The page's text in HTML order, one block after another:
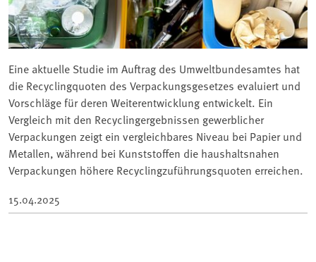
Eine aktuelle Studie im Auftrag des Umweltbundesamtes hat
die Recyclingquoten des Verpackungsgesetzes evaluiert und
Vorschläge für deren Weiterentwicklung entwickelt. Ein
Vergleich mit den Recyclingergebnissen gewerblicher
Verpackungen zeigt ein vergleichbares Niveau bei Papier und
Metallen, während bei Kunststoffen die haushaltsnahen
Verpackungen höhere Recyclingzuführungsquoten erreichen.
15.04.2025